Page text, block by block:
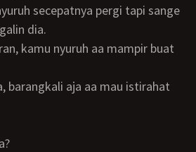
secepatnya pergi tapi sange
dia.